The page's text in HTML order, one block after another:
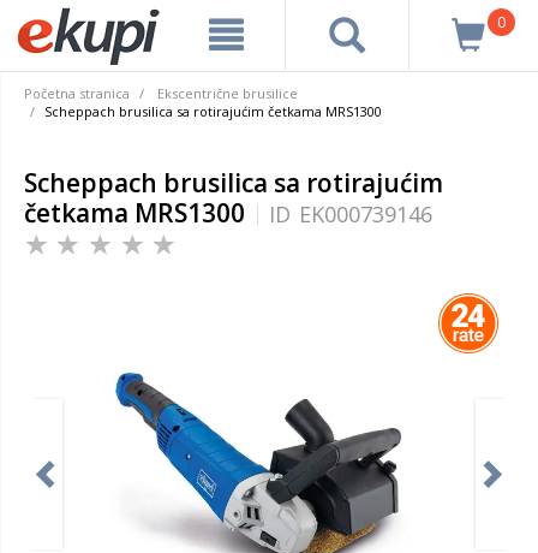
0
Početna stranica
Ekscentrične brusilice
Scheppach brusilica sa rotirajućim četkama MRS1300
Scheppach brusilica sa rotirajućim
četkama MRS1300
ID EK000739146